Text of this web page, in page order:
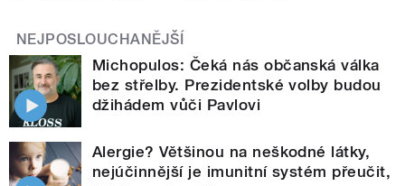
NEJPOSLOUCHANĚJŠÍ
Michopulos: Čeká nás občanská válka
bez střelby. Prezidentské volby budou
džihádem vůči Pavlovi
Alergie? Většinou na neškodné látky,
nejúčinnější je imunitní systém přeučit,